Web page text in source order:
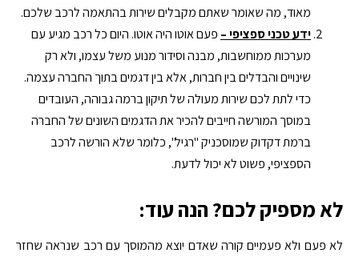
מאוד, מה שאומר שאתם מקבלים שירות בהתאמה לרכב שלכם.
ידע טכני ספציפי – פעם אוטו היה אוטו. היום כל רכב מגיע עם
מערכות ממוחשבות, מבנה וסידור מנוע משל עצמו, ולא רק
שינויים והבדלים בין חברות, אלא בין דגמים בתוך החברה עצמה.
כדי לתת לכם שירות מעולה של תיקון ברמה גבוהה, העובדים
במוסך המורשה חייבים להכיר את הדגמים השונים של החברה
ברמת דקדוק שמוסכניק "רגיל", כלומר שלא הורשה לרכב
הספציפי, פשוט לא יכול לדעת.
לא מספיק לכם? הנה עוד:
לא פעם ולא פעמיים קורה שאדם יוצא מהמוסך עם רכב שנראה שחזר